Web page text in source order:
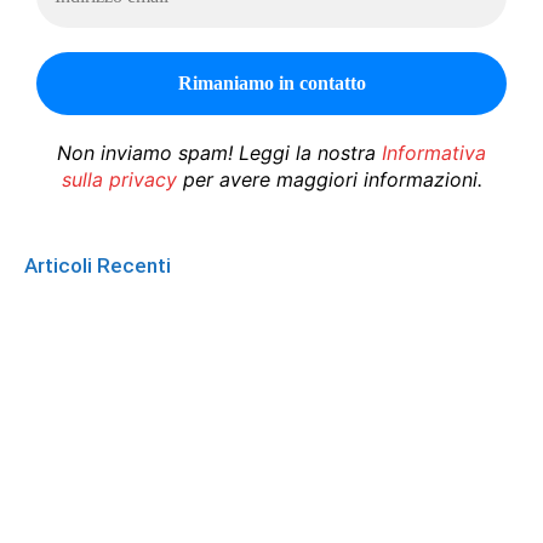
Non inviamo spam! Leggi la nostra Informativa
sulla privacyper avere maggiori informazioni.
Articoli Recenti